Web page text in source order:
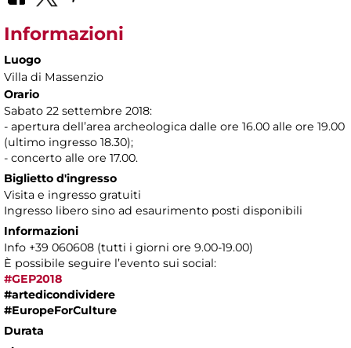
Informazioni
Luogo
Villa di Massenzio
Orario
Sabato 22 settembre 2018:
- apertura dell’area archeologica dalle ore 16.00 alle ore 19.00
(ultimo ingresso 18.30);
- concerto alle ore 17.00.
Biglietto d'ingresso
Visita e ingresso gratuiti
Ingresso libero sino ad esaurimento posti disponibili
Informazioni
Info +39 060608 (tutti i giorni ore 9.00-19.00)
È possibile seguire l’evento sui social:
#GEP2018
#artedicondividere
#EuropeForCulture
Durata